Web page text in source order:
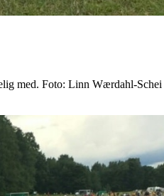
med. Foto: Linn Wærdahl-Schei